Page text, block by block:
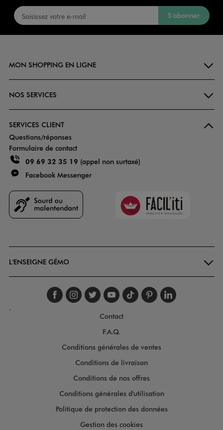
S’abonner
MON SHOPPING EN LIGNE
NOS SERVICES
SERVICES CLIENT
Questions/réponses
Formulaire de contact
09 69 32 35 19 (appel non surtaxé)
Facebook Messenger
Faciliti
L'ENSEIGNE GÉMO
Suivez-nous sur
Suivez-nous sur
Suivez-nous sur
Suivez-nous
Suivez-nous
Suivez-
.
Contact
F.A.Q.
Conditions générales de ventes
Conditions de livraison
Conditions de nos offres
Conditions générales d'utilisation
Politique de protection des données
Gestion des cookies